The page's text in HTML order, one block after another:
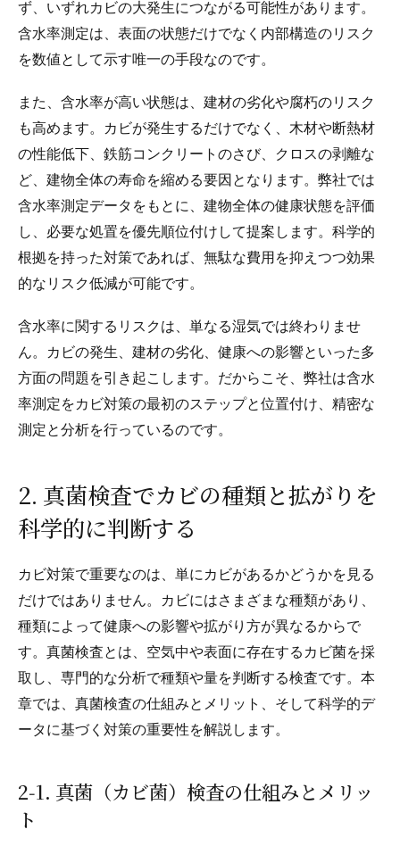
ず、いずれカビの大発生につながる可能性があります。
含水率測定は、表面の状態だけでなく内部構造のリスク
を数値として示す唯一の手段なのです。
また、含水率が高い状態は、建材の劣化や腐朽のリスク
も高めます。カビが発生するだけでなく、木材や断熱材
の性能低下、鉄筋コンクリートのさび、クロスの剥離な
ど、建物全体の寿命を縮める要因となります。弊社では
含水率測定データをもとに、建物全体の健康状態を評価
し、必要な処置を優先順位付けして提案します。科学的
根拠を持った対策であれば、無駄な費用を抑えつつ効果
的なリスク低減が可能です。
含水率に関するリスクは、単なる湿気では終わりませ
ん。カビの発生、建材の劣化、健康への影響といった多
方面の問題を引き起こします。だからこそ、弊社は含水
率測定をカビ対策の最初のステップと位置付け、精密な
測定と分析を行っているのです。
2. 真菌検査でカビの種類と拡がりを
科学的に判断する
カビ対策で重要なのは、単にカビがあるかどうかを見る
だけではありません。カビにはさまざまな種類があり、
種類によって健康への影響や拡がり方が異なるからで
す。真菌検査とは、空気中や表面に存在するカビ菌を採
取し、専門的な分析で種類や量を判断する検査です。本
章では、真菌検査の仕組みとメリット、そして科学的デ
ータに基づく対策の重要性を解説します。
2‑1. 真菌（カビ菌）検査の仕組みとメリッ
ト